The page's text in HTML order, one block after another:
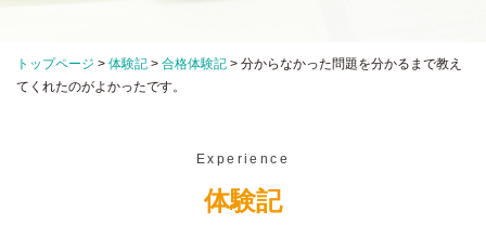
トップページ > 体験記 > 合格体験記 > 分からなかった問題を分かるまで教え
てくれたのがよかったです。
Experience
体験記